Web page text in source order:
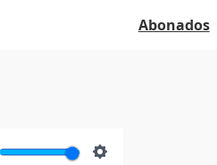
Abonados